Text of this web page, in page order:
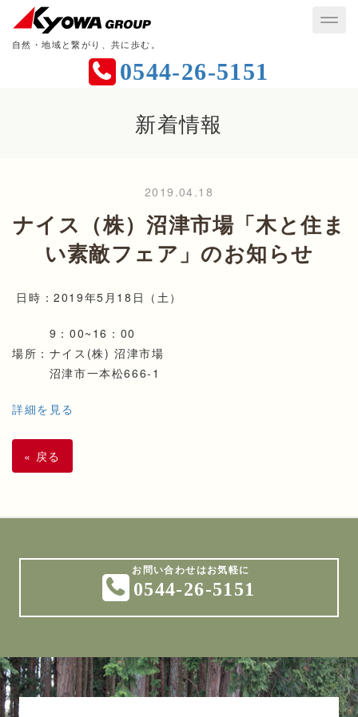
自然・地域と繋がり、共に歩む。
0544-26-5151
新着情報
2019.04.18
ナイス（株）沼津市場「木と住ま
い素敵フェア」のお知らせ
日時：2019年5月18日（土）
9：00~16：00
場所：ナイス(株) 沼津市場
沼津市一本松666-1
詳細を見る
« 戻る
0544-26-5151